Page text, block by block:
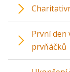
První den
prvňáčků